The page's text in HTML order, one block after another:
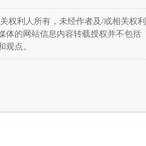
权利人所有，未经作者及/或相关权利
体的网站信息内容转载授权并不包括
观点。